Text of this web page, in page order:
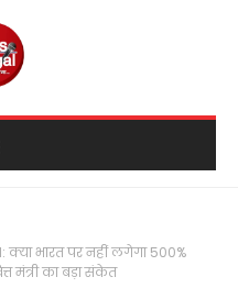
क्या भारत पर नहीं लगेगा 500%
मंत्री का बड़ा संकेत